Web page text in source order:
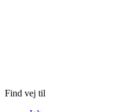
Find vej til